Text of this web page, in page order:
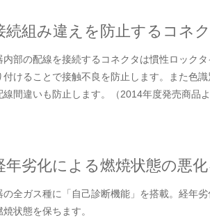
続組み違えを防止するコネ
内部の配線を接続するコネクタは慣性ロック
付けることで接触不良を防止します。また色
線間違いも防止します。（2014年度発売商品よ
年劣化による燃焼状態の悪
の全ガス種に「自己診断機能」を搭載。経年
状態を保ちます。